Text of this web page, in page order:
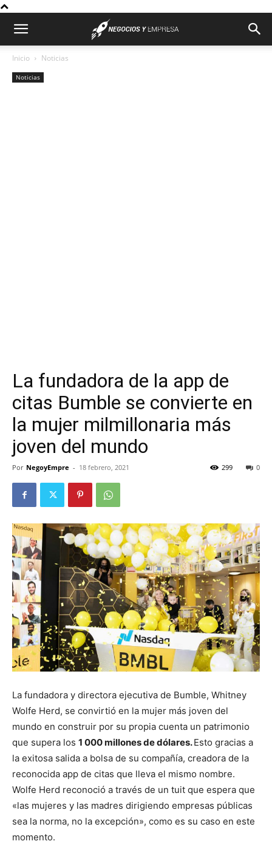
Inicio Noticias
Noticias
La fundadora de la app de
citas Bumble se convierte en
la mujer milmillonaria más
joven del mundo
Por NegoyEmpre - 18 febrero, 2021 0
299
La fundadora y directora ejecutiva de Bumble, Whitney
Wolfe Herd, se convirtió en la mujer más joven del
mundo en construir por su propia cuenta un patrimonio
que supera los 1 000 millones de dólares.Esto gracias a
la exitosa salida a bolsa de su compañía, creadora de la
reconocida app de citas que lleva el mismo nombre.
Wolfe Herd reconoció a través de un tuit que espera que
«las mujeres y las madres dirigiendo empresas públicas
sea la norma, no la excepción», como es su caso en este
momento.